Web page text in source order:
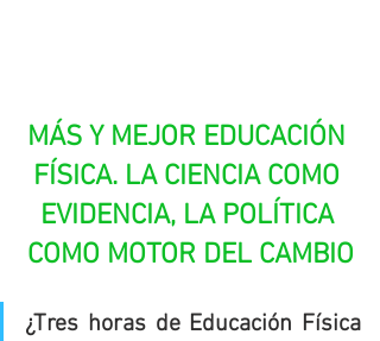
MÁS Y MEJOR EDUCACIÓN
FÍSICA. LA CIENCIA COMO
EVIDENCIA, LA POLÍTICA
COMO MOTOR DEL CAMBIO
¿Tres horas de Educación Física